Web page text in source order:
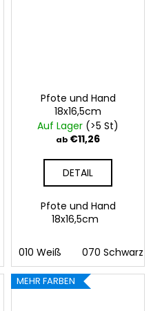
englisch
Pfote und Hand
18x16,5cm
Auf Lager (>5 St)
ab €11,26
DETAIL
Pfote und Hand
18x16,5cm
010 Weiß 070 Schwarz
MEHR FARBEN